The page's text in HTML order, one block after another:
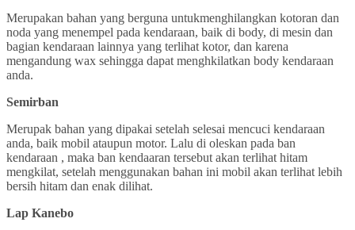
Merupakan bahan yang berguna untukmenghilangkan kotoran dan
noda yang menempel pada kendaraan, baik di body, di mesin dan
bagian kendaraan lainnya yang terlihat kotor, dan karena
mengandung wax sehingga dapat menghkilatkan body kendaraan
anda.
Semirban
Merupak bahan yang dipakai setelah selesai mencuci kendaraan
anda, baik mobil ataupun motor. Lalu di oleskan pada ban
kendaraan , maka ban kendaaran tersebut akan terlihat hitam
mengkilat, setelah menggunakan bahan ini mobil akan terlihat lebih
bersih hitam dan enak dilihat.
Lap Kanebo